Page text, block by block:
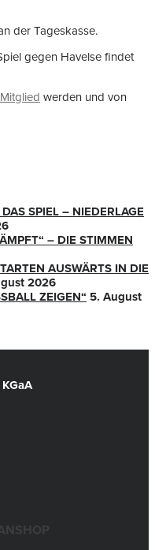
der Tageskasse.
gegen Havelse findet
werden und von
SPIEL – NIEDERLAGE
– DIE STIMMEN
AUSWÄRTS IN DIE
2026
ZEIGEN“
5. August